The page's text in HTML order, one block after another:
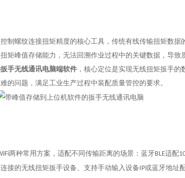
制螺纹连接扭矩精度的核心工具，传统有线传输扭矩数据
矩峰值存储能力，无法回溯作业过程中的关键数据，导致
手无线通讯电脑端软件，核心定位是实现无线扭矩扳手的
的问题，满足工业生产过程中装配质量管控的要求。
两种常用方案，适配不同传输距离的场景：蓝牙BLE适配
接的无线扭矩扳手设备、支持手动输入设备IP或蓝牙地址